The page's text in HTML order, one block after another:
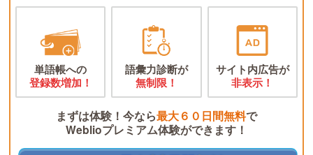
単語帳への
登録数増加！
語彙力診断が
無制限！
サイト内広告が
非表示！
まずは体験！今なら最大６０日間無料で
Weblioプレミアム体験ができます！